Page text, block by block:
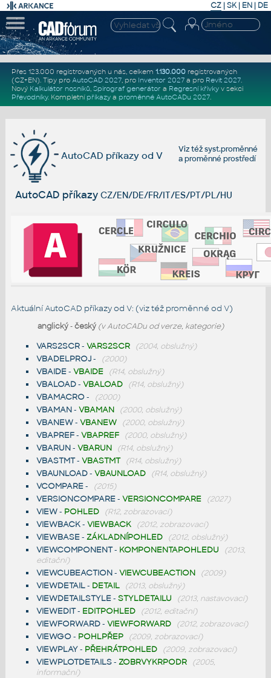
CZ | SK| EN | DE
Přes 123.000 registrovaných u nás, celkem 1.130.000registrovaných
(CZ+EN). Tipy pro AutoCAD 2027, pro Inventor 2027a pro Revit 2027.
Nový Kalkulátor nosníků, Spirograf generátor a Regresní křivkyv sekci
Převodníky. Kompletní příkazya proměnné AutoCADu 2027.
Viz téžsyst.proměnné
aproměnné prostředí
AutoCAD příkazy od V
AutoCAD příkazy CZ/EN/DE/FR/IT/ES/PT/PL/HU
Aktuální AutoCAD příkazy od V: (viz též proměnné od V)
anglický-český (v AutoCADu od verze, kategorie)
VARS2SCR- VARS2SCR (2004, obslužný)
VBADELPROJ- (2000)
VBAIDE- VBAIDE (R14, obslužný)
VBALOAD- VBALOAD (R14, obslužný)
VBAMACRO- (2000)
VBAMAN- VBAMAN (2000, obslužný)
VBANEW- VBANEW (2000, obslužný)
VBAPREF- VBAPREF (2000, obslužný)
VBARUN- VBARUN (R14, obslužný)
VBASTMT- VBASTMT (R14, obslužný)
VBAUNLOAD- VBAUNLOAD (R14, obslužný)
VCOMPARE- (2015)
VERSIONCOMPARE- VERSIONCOMPARE (2027)
VIEW- POHLED (R12, zobrazovací)
VIEWBACK- VIEWBACK (2012, zobrazovací)
VIEWBASE- ZÁKLADNÍPOHLED (2012, obslužný)
VIEWCOMPONENT- KOMPONENTAPOHLEDU
(2013,
editační)
VIEWCUBEACTION- VIEWCUBEACTION (2009)
VIEWDETAIL- DETAIL (2013, obslužný)
VIEWDETAILSTYLE- STYLDETAILU (2013, nastavovací)
VIEWEDIT- EDITPOHLED (2012, editační)
VIEWFORWARD- VIEWFORWARD (2012, zobrazovací)
VIEWGO- POHLPŘEP (2009, zobrazovací)
VIEWPLAY- PŘEHRÁTPOHLED (2009, zobrazovací)
VIEWPLOTDETAILS- ZOBRVYKRPODR
(2005,
informační)